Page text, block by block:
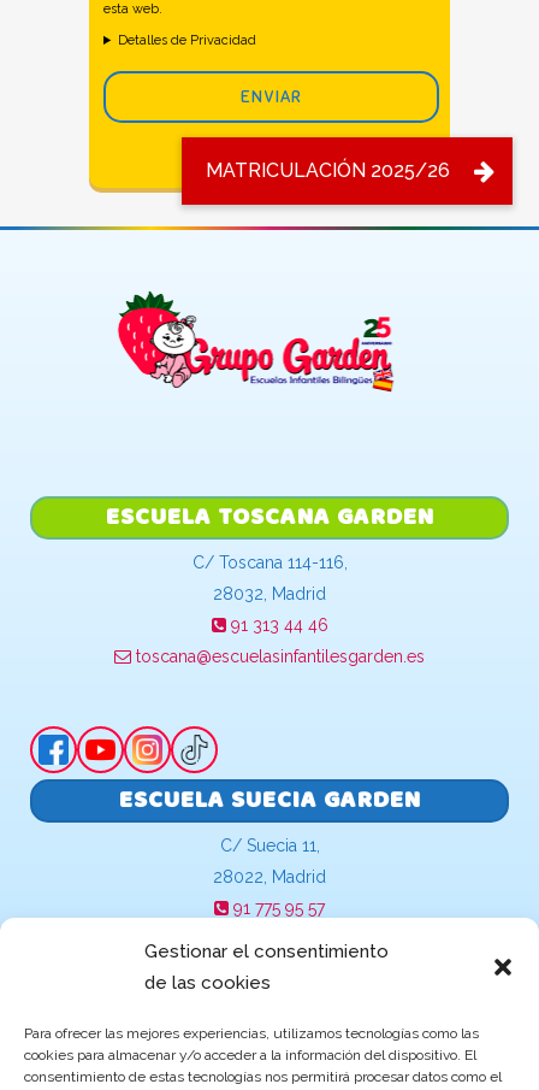
Gestionar el consentimiento
de las cookies
Para ofrecer las mejores experiencias, utilizamos tecnologías como las
cookies para almacenar y/o acceder a la información del dispositivo. El
consentimiento de estas tecnologías nos permitirá procesar datos como el
esta web.
Detalles de Privacidad
ESCUELA TOSCANA GARDEN
C/ Toscana 114-116,
28032, Madrid
91 313 44 46
toscana@escuelasinfantilesgarden.es
ESCUELA SUECIA GARDEN
C/ Suecia 11,
28022, Madrid
91 775 95 57
Becas y ayudas de Educación